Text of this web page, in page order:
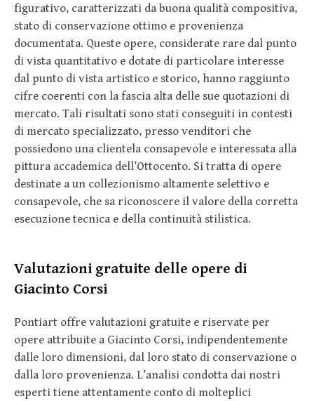
figurativo, caratterizzati da buona qualità compositiva,
stato di conservazione ottimo e provenienza
documentata. Queste opere, considerate rare dal punto
di vista quantitativo e dotate di particolare interesse
dal punto di vista artistico e storico, hanno raggiunto
cifre coerenti con la fascia alta delle sue quotazioni di
mercato. Tali risultati sono stati conseguiti in contesti
di mercato specializzato, presso venditori che
possiedono una clientela consapevole e interessata alla
pittura accademica dell’Ottocento. Si tratta di opere
destinate a un collezionismo altamente selettivo e
consapevole, che sa riconoscere il valore della corretta
esecuzione tecnica e della continuità stilistica.
Valutazioni gratuite delle opere di
Giacinto Corsi
Pontiart offre valutazioni gratuite e riservate per
opere attribuite a Giacinto Corsi, indipendentemente
dalle loro dimensioni, dal loro stato di conservazione o
dalla loro provenienza. L’analisi condotta dai nostri
esperti tiene attentamente conto di molteplici